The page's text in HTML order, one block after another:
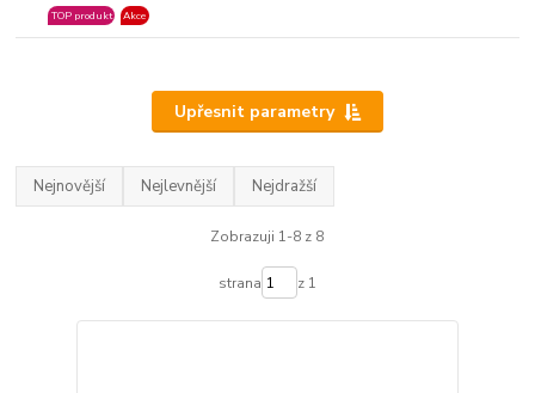
TOP produkt Akce
Upřesnit parametry
Nejnovější Nejlevnější Nejdražší
Zobrazuji 1-8 z 8
strana z 1